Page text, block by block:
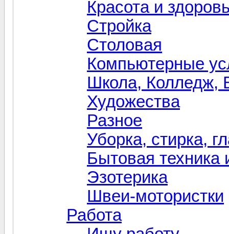
Красота и
Стройка
Столовая
Компьютерные
Школа, Колледж,
Художества
Разное
Уборка, стирка,
Бытовая техника
Эзотерика
Швеи-мотористки
Работа